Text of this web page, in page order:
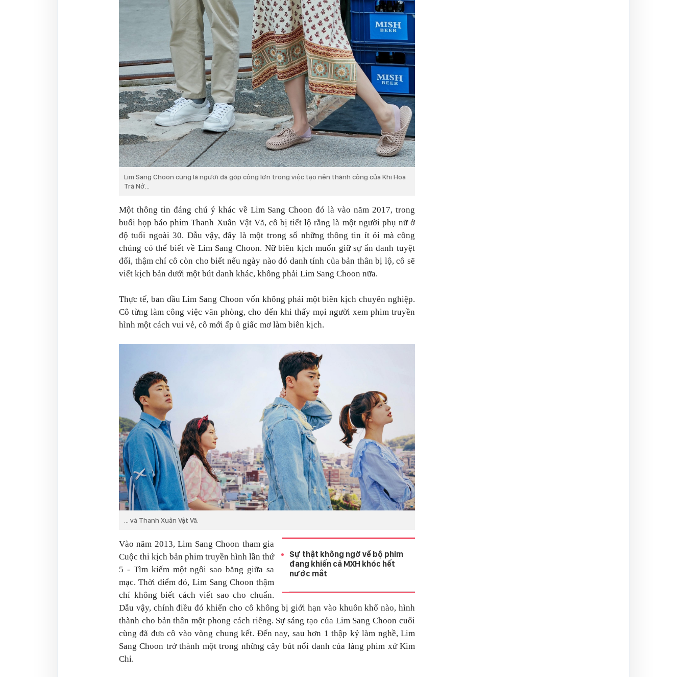
Lim Sang Choon cũng là người đã góp công lớn trong việc tạo nên thành công của Khi Hoa
Trà Nở...
Một thông tin đáng chú ý khác về Lim Sang Choon đó là vào năm 2017, trong
buổi họp báo phim Thanh Xuân Vật Vã, cô bị tiết lộ rằng là một người phụ nữ ở
độ tuổi ngoài 30. Dẫu vậy, đây là một trong số những thông tin ít ỏi mà công
chúng có thể biết về Lim Sang Choon. Nữ biên kịch muốn giữ sự ẩn danh tuyệt
đối, thậm chí cô còn cho biết nếu ngày nào đó danh tính của bản thân bị lộ, cô sẽ
viết kịch bản dưới một bút danh khác, không phải Lim Sang Choon nữa.
Thực tế, ban đầu Lim Sang Choon vốn không phải một biên kịch chuyên nghiệp.
Cô từng làm công việc văn phòng, cho đến khi thấy mọi người xem phim truyền
hình một cách vui vẻ, cô mới ấp ủ giấc mơ làm biên kịch.
... và Thanh Xuân Vật Vã.
Sự thật không ngờ về bộ phim
đang khiến cả MXH khóc hết
nước mắt
Vào năm 2013, Lim Sang Choon tham gia
Cuộc thi kịch bản phim truyền hình lần thứ
5 - Tìm kiếm một ngôi sao băng giữa sa
mạc. Thời điểm đó, Lim Sang Choon thậm
chí không biết cách viết sao cho chuẩn.
Dẫu vậy, chính điều đó khiến cho cô không bị giới hạn vào khuôn khổ nào, hình
thành cho bản thân một phong cách riêng. Sự sáng tạo của Lim Sang Choon cuối
cùng đã đưa cô vào vòng chung kết. Đến nay, sau hơn 1 thập kỷ làm nghề, Lim
Sang Choon trở thành một trong những cây bút nổi danh của làng phim xứ Kim
Chi.